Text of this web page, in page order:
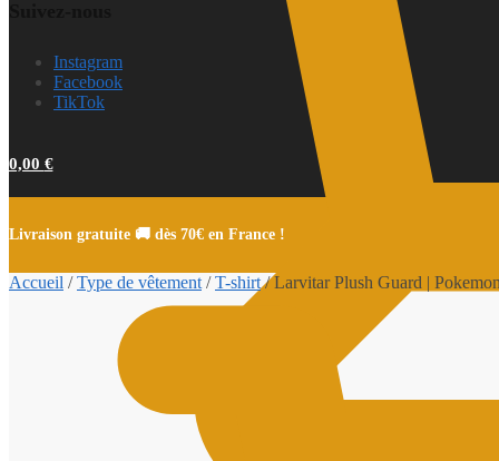
Instagram
Facebook
TikTok
0,00 €
Livraison gratuite 🚚 dès 70€ en France !
Accueil /Type de vêtement /T-shirt/Larvitar Plush Guard |